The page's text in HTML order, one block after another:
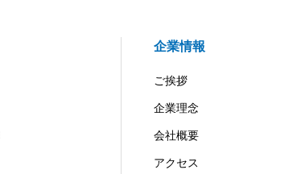
企業情報
ご挨拶
企業理念
会社概要
アクセス